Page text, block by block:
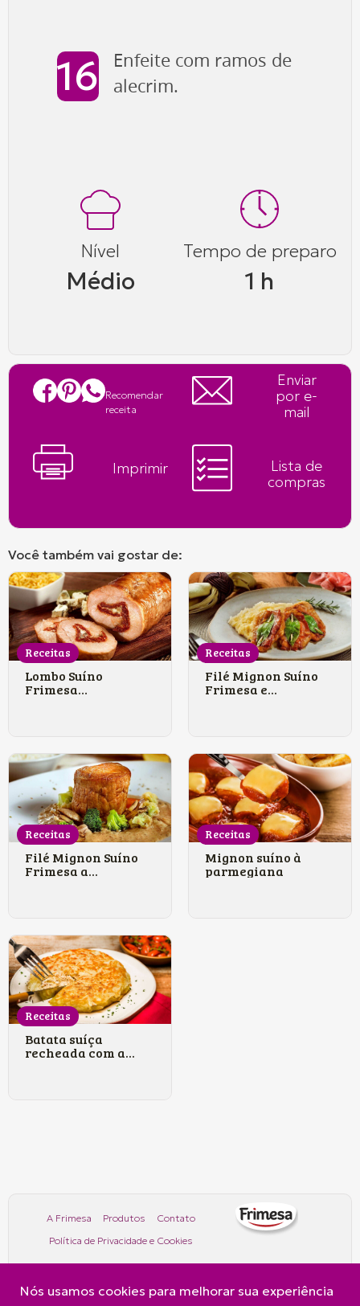
Enfeite com ramos de
alecrim.
Nível
Médio
Tempo de preparo
1 h
Recomendar
receita
Enviar
por e-
mail
Imprimir
Lista de
compras
Você também vai gostar de:
Receitas
Lombo Suíno
Frimesa
Receitas
Filé Mignon Suíno
Frimesa e...
Receitas
Filé Mignon Suíno
Frimesa a...
Receitas
Mignon suíno à
parmegiana
Receitas
Batata suíça
recheada com a...
Nós usamos cookies para melhorar sua experiência
A Frimesa Produtos
Contato
Política de Privacidade e Cookies